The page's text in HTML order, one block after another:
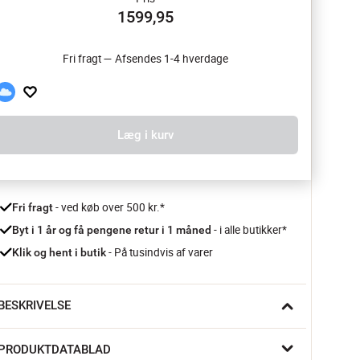
1599,95
Fri fragt — Afsendes 1-4 hverdage
Læg i kurv
Fri fragt - ved køb over 500 kr.*
Byt i 1 år og få pengene retur i 1 måned - i alle butikker*
Klik og hent i butik - På tusindvis af varer
at indrette med personlighed. Med sine dobbelte